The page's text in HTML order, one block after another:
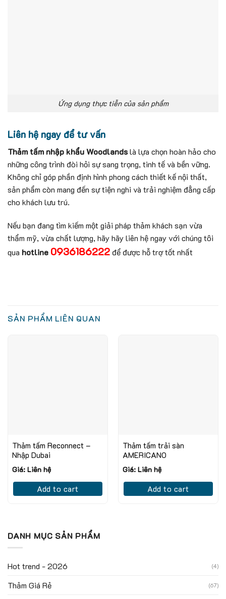
Ứng dụng thực tiễn của sản phẩm
Liên hệ ngay để tư vấn
Thảm tấm nhập khẩu Woodlandslà lựa chọn hoàn hảo cho
những công trình đòi hỏi sự sang trọng, tinh tế và bền vững.
Không chỉ góp phần định hình phong cách thiết kế nội thất,
sản phẩm còn mang đến sự tiện nghi và trải nghiệm đẳng cấp
cho khách lưu trú.
Nếu bạn đang tìm kiếm một giải pháp thảm khách sạn vừa
thẩm mỹ, vừa chất lượng, hãy hãy liên hệ ngay với chúng tôi
qua hotline 0936186222 để được hỗ trợ tốt nhất
SẢN PHẨM LIÊN QUAN
Thảm tấm Reconnect –
Nhập Dubai
Giá: Liên hệ
Add to cart
Thảm tấm trải sàn
AMERICANO
Giá: Liên hệ
Add to cart
DANH MỤC SẢN PHẨM
Hot trend - 2026 (4)
Thảm Giá Rẻ (67)